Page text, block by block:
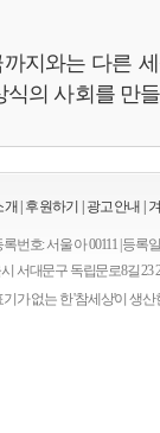
지와는 다른
식의 사회를 만
개 후원하기 광고안내
번호: 서울 아 00111 | 등록
서대문구 독립문로8길 23
기가 없는 한 '참세상'이 생